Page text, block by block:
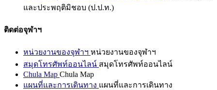
และประพฤติมิชอบ (ป.ป.ท.)
ติดต่อจุฬาฯ
หน่วยงานของจุฬาฯ หน่วยงานของจุฬาฯ
สมุดโทรศัพท์ออนไลน์ สมุดโทรศัพท์ออนไลน์
Chula Map Chula Map
แผนที่และการเดินทาง แผนที่และการเดินทาง